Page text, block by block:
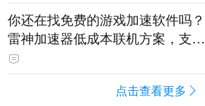
你还在找免费的游戏加速软件吗？
雷神加速器低成本联机方案，支持
免费试用
点击查看更多